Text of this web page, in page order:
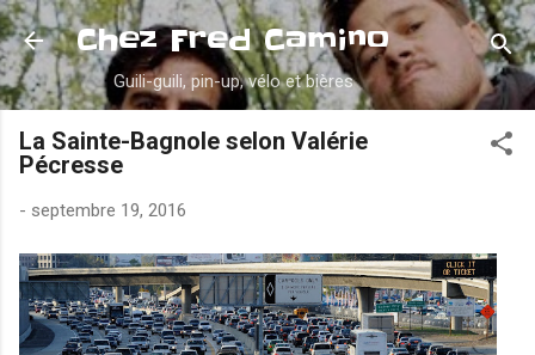
Accéder au contenu principal
Chez Fred Camino
Guili-guili, pin-up, vélo et bières
La Sainte-Bagnole selon Valérie
Pécresse
- septembre 19, 2016